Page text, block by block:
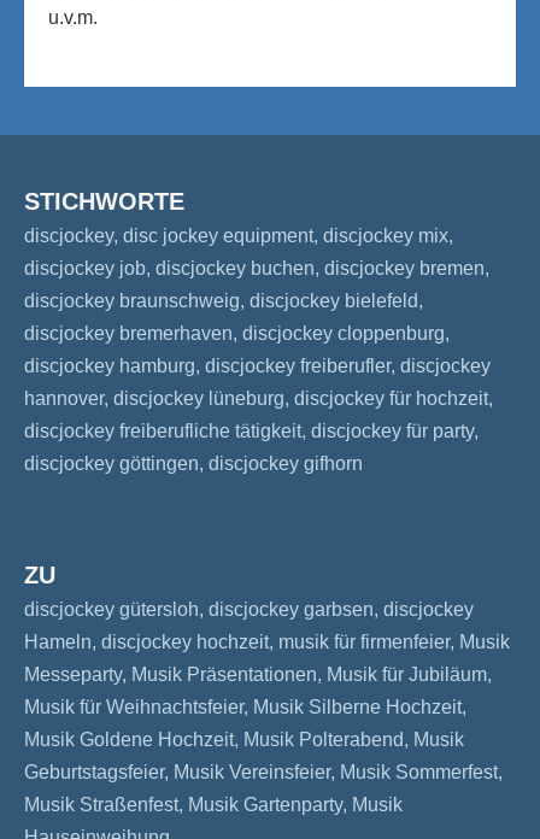
u.v.m.
STICHWORTE
discjockey, disc jockey equipment, discjockey mix,
discjockey job, discjockey buchen, discjockey bremen,
discjockey braunschweig, discjockey bielefeld,
discjockey bremerhaven, discjockey cloppenburg,
discjockey hamburg, discjockey freiberufler, discjockey
hannover, discjockey lüneburg, discjockey für hochzeit,
discjockey freiberufliche tätigkeit, discjockey für party,
discjockey göttingen, discjockey gifhorn
ZU
discjockey gütersloh, discjockey garbsen, discjockey
Hameln, discjockey hochzeit, musik für firmenfeier, Musik
Messeparty, Musik Präsentationen, Musik für Jubiläum,
Musik für Weihnachtsfeier, Musik Silberne Hochzeit,
Musik Goldene Hochzeit, Musik Polterabend, Musik
Geburtstagsfeier, Musik Vereinsfeier, Musik Sommerfest,
Musik Straßenfest, Musik Gartenparty, Musik